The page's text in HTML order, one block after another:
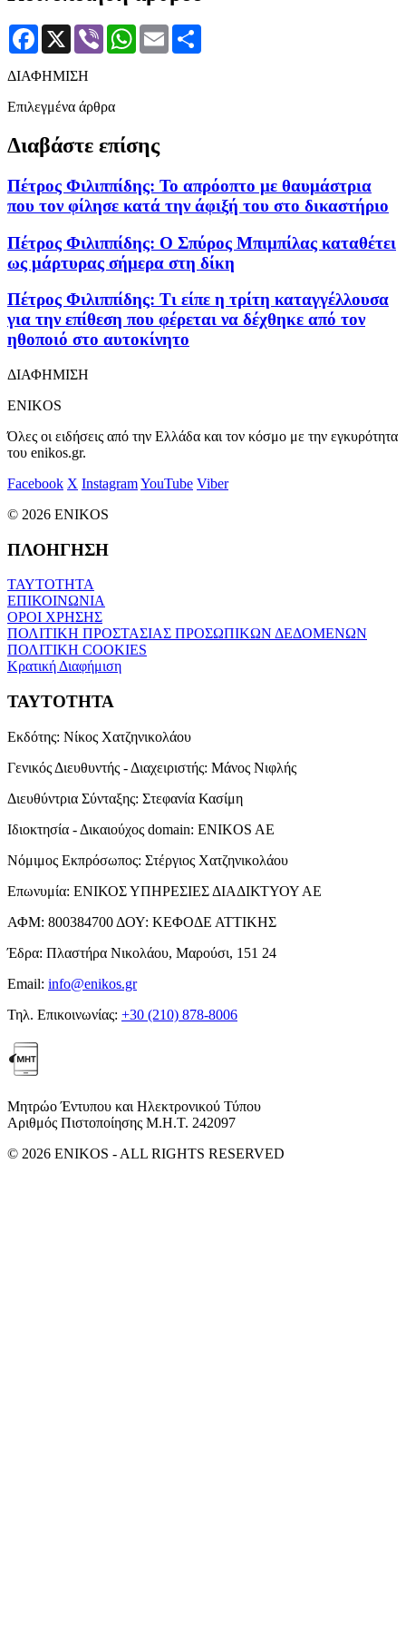
Facebook
X Viber WhatsApp
Email
ΔΙΑΦΗΜΙΣΗ
Επιλεγμένα άρθρα
Διαβάστε επίσης
Πέτρος Φιλιππίδης: Το απρόοπτο με θαυμάστρια
που τον φίλησε κατά την άφιξή του στο δικαστήριο
Πέτρος Φιλιππίδης: Ο Σπύρος Μπιμπίλας καταθέτει
ως μάρτυρας σήμερα στη δίκη
Πέτρος Φιλιππίδης: Τι είπε η τρίτη καταγγέλλουσα
για την επίθεση που φέρεται να δέχθηκε από τον
ηθοποιό στο αυτοκίνητο
ΔΙΑΦΗΜΙΣΗ
ENIKOS
Όλες οι ειδήσεις από την Ελλάδα και τον κόσμο με την εγκυρότητα
του enikos.gr.
Facebook X InstagramYouTube Viber
© 2026 ENIKOS
ΠΛΟΗΓΗΣΗ
ΤΑΥΤΟΤΗΤΑ
ΕΠΙΚΟΙΝΩΝΙΑ
ΟΡΟΙ ΧΡΗΣΗΣ
ΠΟΛΙΤΙΚΗ ΠΡΟΣΤΑΣΙΑΣ ΠΡΟΣΩΠΙΚΩΝ ΔΕΔΟΜΕΝΩΝ
ΠΟΛΙΤΙΚΗ COOKIES
Κρατική Διαφήμιση
ΤΑΥΤΟΤΗΤΑ
Εκδότης: Νίκος Χατζηνικολάου
Γενικός Διευθυντής - Διαχειριστής: Μάνος Νιφλής
Διευθύντρια Σύνταξης: Στεφανία Κασίμη
Ιδιοκτησία - Δικαιούχος domain: ENIKOS AE
Νόμιμος Εκπρόσωπος: Στέργιος Χατζηνικολάου
Επωνυμία: ΕΝΙΚΟΣ ΥΠΗΡΕΣΙΕΣ ΔΙΑΔΙΚΤΥΟΥ ΑΕ
ΑΦΜ: 800384700 ΔΟΥ: ΚΕΦΟΔΕ ΑΤΤΙΚΗΣ
Έδρα: Πλαστήρα Νικολάου, Μαρούσι, 151 24
Email: info@enikos.gr
Τηλ. Επικοινωνίας: +30 (210) 878-8006
Μητρώο Έντυπου και Ηλεκτρονικού Τύπου
Αριθμός Πιστοποίησης Μ.Η.Τ. 242097
© 2026 ENIKOS - ALL RIGHTS RESERVED